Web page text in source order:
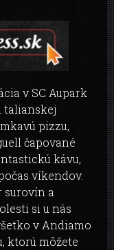
v SC Aupark
talianskej
pizzu,
čapované
kávu,
víkendov.
surovín a
si u nás
v Andiamo
ktorú môžete